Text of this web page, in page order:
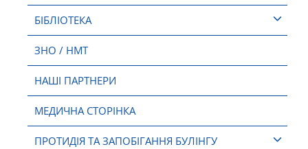
БІБЛІОТЕКА
ЗНО / НМТ
НАШІ ПАРТНЕРИ
МЕДИЧНА СТОРІНКА
ПРОТИДІЯ ТА ЗАПОБІГАННЯ БУЛІНГУ